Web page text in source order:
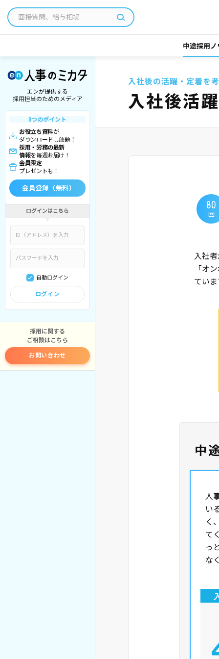
中途採用ノ
エンが提供する
採用担当のためのメディア
3つのポイント
お役立ち資料が
ダウンロードし放題！
採用・労務の最新
情報を毎週お届け！
会員限定
プレゼントも！
会員登録（無料）
ログインはこちら
自動ログイン
ログイン
採用に関する
ご相談はこちら
お問い合わせ
入社後の活躍・定着を
入社後活
80
回
入社
「オ
てい
中
人
い
く
て
っ
な